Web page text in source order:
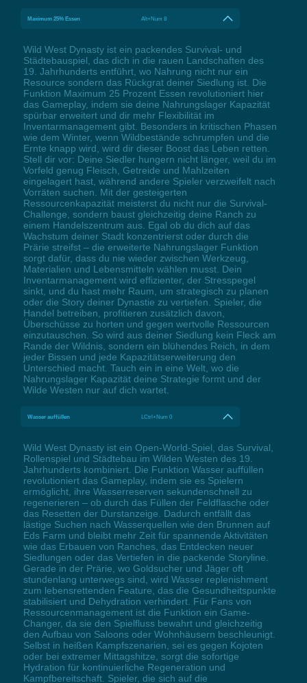
Maximum 25% Essen Alt+Num 8
Wild West Dynasty ist ein packendes Survival- und
Städtebauspiel, das dich in die rauen Landschaften des
19. Jahrhunderts entführt, wo Nahrung nicht nur ein
Resource sondern das Rückgrat deiner Siedlung ist. Die
Funktion Maximum 25 Prozent Essen revolutioniert hier
das Gameplay, indem sie deine Nahrungslager Kapazität
spürbar erweitert und dir mehr Flexibilität im
Inventarmanagement gibt. Besonders in kritischen Phasen
wie dem Winter, wenn Wildbestände schrumpfen und die
Ernte knapp wird, wird dir dieser Boost das Leben retten.
Stell dir vor: Deine Siedler hungern nicht länger, weil du im
Vorfeld genug Fleisch, Getreide und Mahlzeiten
eingelagert hast, während andere Spieler verzweifelt nach
Vorräten suchen. Mit der gesteigerten
Ressourcenkapazität meisterst du nicht nur die Survival-
Challenge, sondern baust gleichzeitig deine Ranch zu
einem Handelszentrum aus. Egal ob du dich auf das
Wachstum deiner Stadt konzentrierst oder durch die
Prärie streifst – die erweiterte Nahrungslager Funktion
sorgt dafür, dass du nie wieder zwischen Werkzeug,
Materialien und Lebensmitteln wählen musst. Dein
Inventarmanagement wird effizienter, der Stresspegel
sinkt, und du hast mehr Raum, um strategisch zu planen
oder die Story deiner Dynastie zu vertiefen. Spieler, die
Handel betreiben, profitieren zusätzlich davon,
Überschüsse zu horten und gegen wertvolle Ressourcen
einzutauschen. So wird aus deiner Siedlung kein Fleck am
Rande der Wildnis, sondern ein blühendes Reich, in dem
jeder Bissen und jede Kapazitätserweiterung den
Unterschied macht. Tauch ein in eine Welt, wo die
Nahrungslager Kapazität deine Strategie formt und der
Wilde Westen nur auf dich wartet.
Wasser auffüllen LCtrl+Num 0
Wild West Dynasty ist ein Open-World-Spiel, das Survival,
Rollenspiel und Städtebau im Wilden Westen des 19.
Jahrhunderts kombiniert. Die Funktion Wasser auffüllen
revolutioniert das Gameplay, indem sie es Spielern
ermöglicht, ihre Wasserreserven sekundenschnell zu
regenerieren – ob durch das Füllen der Feldflasche oder
das Resetten der Durstanzeige. Dadurch entfällt das
lästige Suchen nach Wasserquellen wie den Brunnen auf
Eds Farm und bleibt mehr Zeit für spannende Aktivitäten
wie das Erbauen von Ranches, das Entdecken neuer
Siedlungen oder das Vertiefen in die packende Storyline.
Gerade in der Prärie, wo Goldsucher und Jäger oft
stundenlang unterwegs sind, wird Wasser replenishment
zum lebensrettenden Feature, das die Gesundheitspunkte
stabilisiert und Dehydration verhindert. Für Fans von
Ressourcenmanagement ist die Funktion ein Game-
Changer, da sie den Spielfluss bewahrt und gleichzeitig
den Aufbau von Saloons oder Wohnhäusern beschleunigt.
Selbst in heißen Kampfszenarien, sei es gegen Kojoten
oder bei extremer Mittagshitze, sorgt die sofortige
Hydration für kontinuierliche Regeneration und
Kampfbereitschaft. Spieler, die sich auf die